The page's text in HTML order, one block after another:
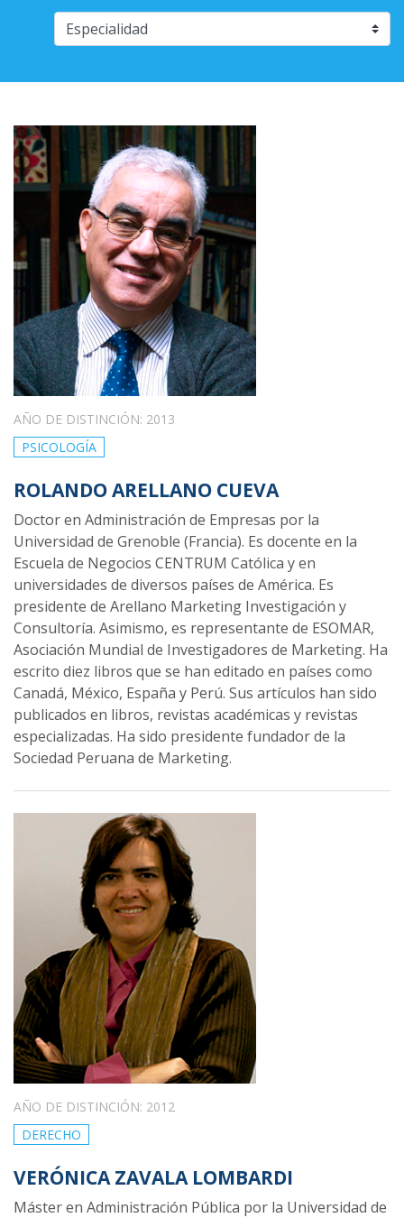
AÑO DE DISTINCIÓN: 2013
PSICOLOGÍA
ROLANDO ARELLANO CUEVA
Doctor en Administración de Empresas por la
Universidad de Grenoble (Francia). Es docente en la
Escuela de Negocios CENTRUM Católica y en
universidades de diversos países de América. Es
presidente de Arellano Marketing Investigación y
Consultoría. Asimismo, es representante de ESOMAR,
Asociación Mundial de Investigadores de Marketing. Ha
escrito diez libros que se han editado en países como
Canadá, México, España y Perú. Sus artículos han sido
publicados en libros, revistas académicas y revistas
especializadas. Ha sido presidente fundador de la
Sociedad Peruana de Marketing.
AÑO DE DISTINCIÓN: 2012
DERECHO
VERÓNICA ZAVALA LOMBARDI
Máster en Administración Pública por la Universidad de